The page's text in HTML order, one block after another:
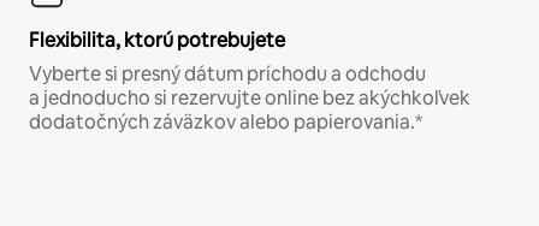
Flexibilita, ktorú potrebujete
Vyberte si presný dátum príchodu a odchodu
a jednoducho si rezervujte online bez akýchkoľvek
dodatočných záväzkov alebo papierovania.*